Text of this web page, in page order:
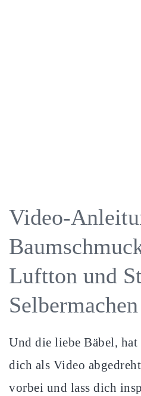
Video-
Luftton und
Selbermachen
Und die liebe Bäbel,
dich als Video
vorbei und lass dich